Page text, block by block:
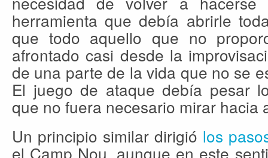
herramienta que debía abrirle
que todo aquello que no
afrontado casi desde la
de una parte de la vida que no se
El juego de ataque debía pesar
que no fuera necesario mirar hacia
Un principio similar dirigió los
el Camp Nou, aunque en este